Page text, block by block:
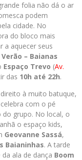
folia não dá o ar
podem
cidade. No
do bloco mais
a aquecer seus
– Baianas
Espaço Trevo (Av.
das 10h até 22h.
à muito batuque,
com o pé
do grupo. No local, o
o espaço kids,
Geovanne Sassá,
Baianinhas. A tarde
da ala de dança Boom